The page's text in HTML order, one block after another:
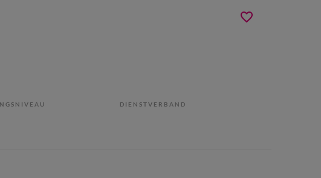
DIENSTVERBAND